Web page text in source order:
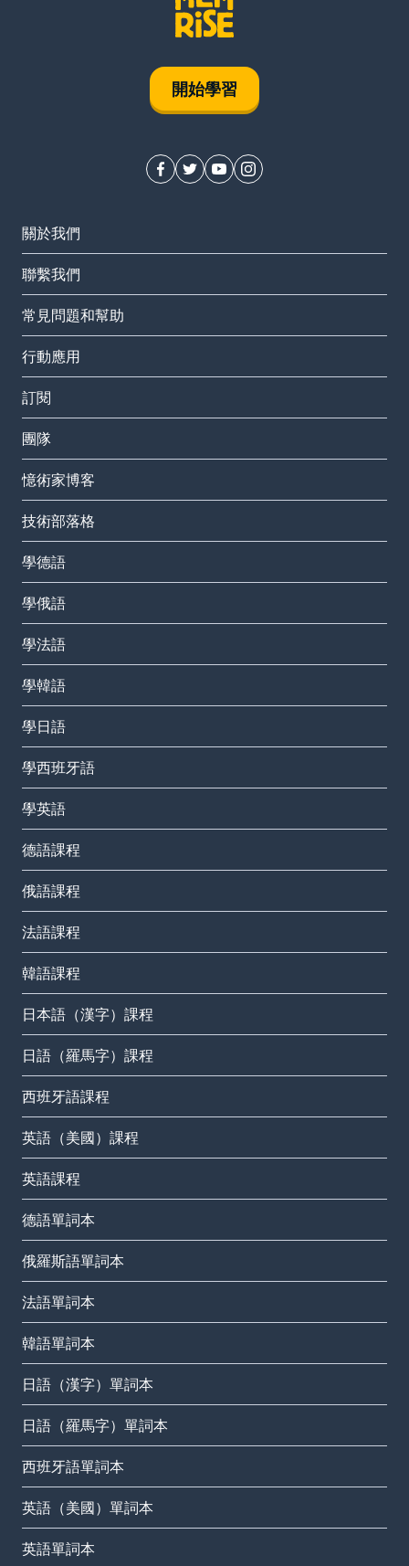
開始學習
關於我們
聯繫我們
常見問題和幫助
行動應用
訂閱
團隊
憶術家博客
技術部落格
學德語
學俄語
學法語
學韓語
學日語
學西班牙語
學英語
德語課程
俄語課程
法語課程
韓語課程
日本語（漢字）課程
日語（羅馬字）課程
西班牙語課程
英語（美國）課程
英語課程
德語單詞本
俄羅斯語單詞本
法語單詞本
韓語單詞本
日語（漢字）單詞本
日語（羅馬字）單詞本
西班牙語單詞本
英語（美國）單詞本
英語單詞本